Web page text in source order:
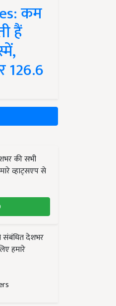
कम
हैं
126.6
की सभी
व्हाट्सएप से
संबंधित देशभर
हमारे